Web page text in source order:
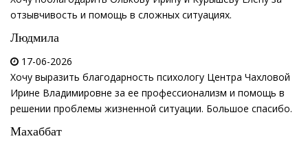
отзывчивость и помощь в сложных ситуациях.
Людмила
17-06-2026
Хочу выразить благодарность психологу Центра Чахловой
Ирине Владимировне за ее профессионализм и помощь в
решении проблемы жизненной ситуации. Большое спасибо.
Махаббат